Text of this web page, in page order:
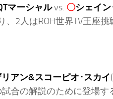
マーシャルvs. 〇シェイ
2人はROH世界TV王座挑
アン&スコーピオ･スカイ
合の解説のために登場す